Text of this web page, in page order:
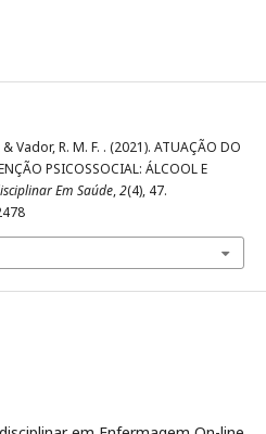
Vador, R. M. F. . (2021). ATUAÇÃO DO
PSICOSSOCIAL: ÁLCOOL E
Em Saúde,2(4), 47.